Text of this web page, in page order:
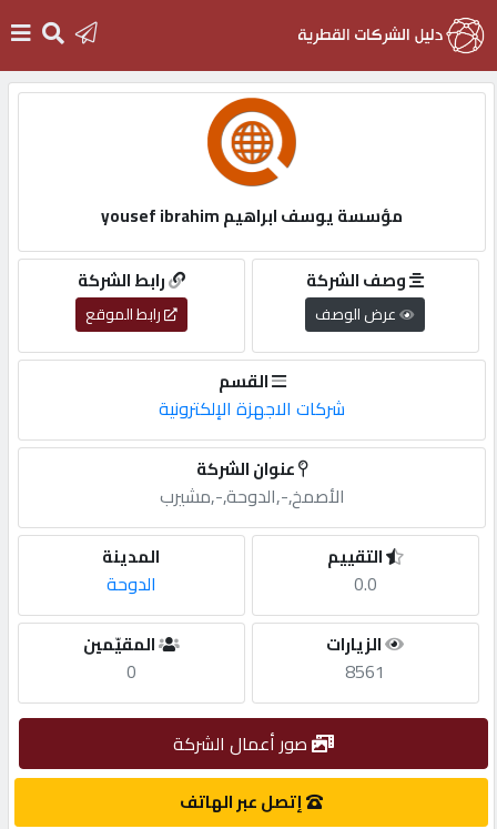
التسجيل
English
أضف
مطلوب
طلب
الاحصائيات
مؤسسة يوسف ابراهيم yousef ibrahim
رابط الشركة
رابط الموقع
وصف الشركة
عرض الوصف
القسم
شركات الاجهزة الإلكترونية
عنوان الشركة
الأصمخ,-,الدوحة,-,مشيرب
المدينة
الدوحة
التقييم
0.0
المقيّمين
0
الزيارات
8561
صور أعمال الشركة
إتصل عبر الهاتف